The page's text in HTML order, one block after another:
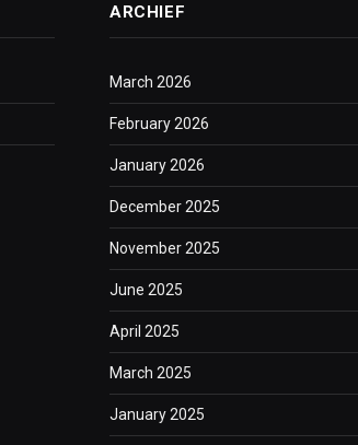
ARCHIEF
March 2026
February 2026
January 2026
December 2025
November 2025
June 2025
April 2025
March 2025
January 2025